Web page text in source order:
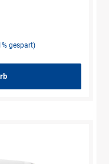
gespart)